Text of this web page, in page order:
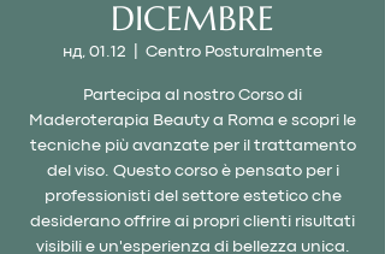
DICEMBRE
нд, 01.12 Centro Posturalmente
Partecipa al nostro Corso di
Maderoterapia Beauty a Roma e scopri le
tecniche più avanzate per il trattamento
del viso. Questo corso è pensato per i
professionisti del settore estetico che
desiderano offrire ai propri clienti risultati
visibili e un'esperienza di bellezza unica.